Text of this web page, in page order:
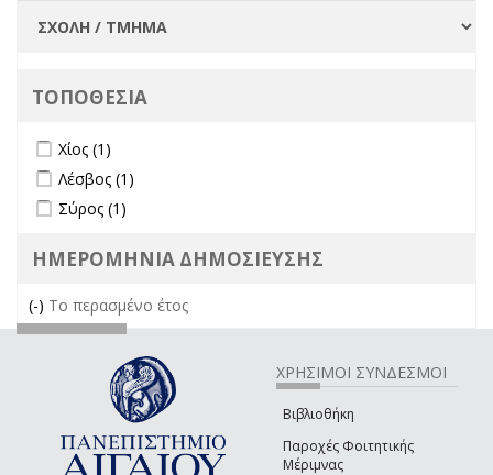
ΤΟΠΟΘΕΣΙΑ
Apply Χίος filter
Χίος (1)
Apply Λέσβος filter
Λέσβος (1)
Apply Σύρος filter
Σύρος (1)
ΗΜΕΡΟΜΗΝΙΑ ΔΗΜΟΣΙΕΥΣΗΣ
(-) Remove Το περασμένο έτος filter
Το περασμένο έτος
ΧΡΗΣΙΜΟΙ ΣΥΝΔΕΣΜΟΙ
Βιβλιοθήκη
Παροχές Φοιτητικής
Μέριμνας